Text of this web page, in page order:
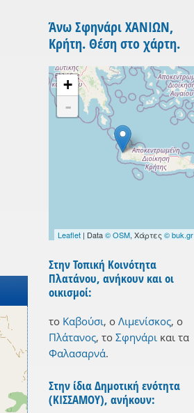
Άνω Σφηνάρι ΧΑΝΙΩΝ,
Κρήτη. Θέση στο χάρτη.
+
-
Leaflet| Data© OSM, Χάρτες © buk.gr
Στην Τοπική Κοινότητα
Πλατάνου, ανήκουν και οι
οικισμοί:
το Καβούσι, ο Λιμενίσκος, ο
Πλάτανος, το Σφηνάρι και τα
Φαλασαρνά.
Στην ίδια Δημοτική ενότητα
(ΚΙΣΣΑΜΟΥ), ανήκουν: